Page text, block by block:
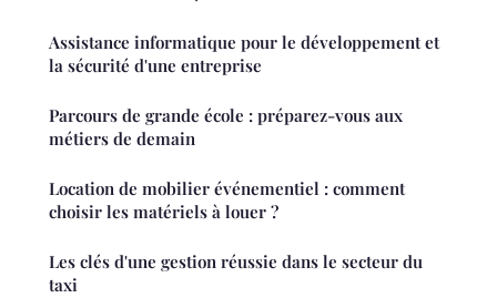
Assistance informatique pour le développement et
la sécurité d'une entreprise
Parcours de grande école : préparez-vous aux
métiers de demain
Location de mobilier événementiel : comment
choisir les matériels à louer ?
Les clés d'une gestion réussie dans le secteur du
taxi